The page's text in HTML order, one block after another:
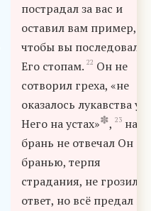
пострадал за вас и
оставил вам пример,
чтобы вы последовали
Его стопам. 22 Он не
сотворил греха, «не
оказалось лукавства у
Него на устах»✽, 23 на
брань не отвечал Он
бранью, терпя
страдания, не грозил в
ответ, но всё предал в